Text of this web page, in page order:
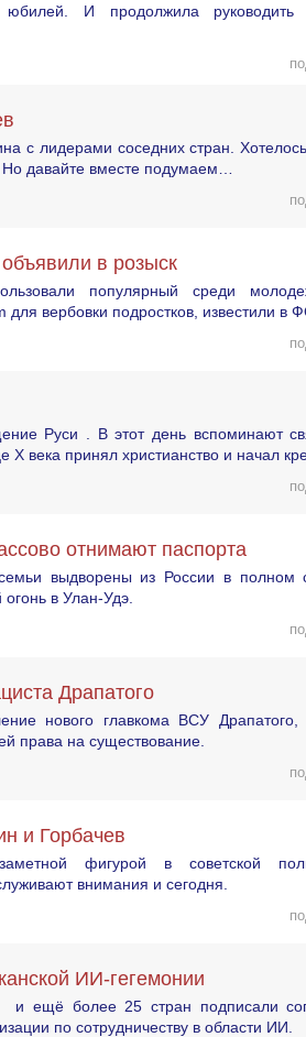
И продолжила руководить
с лидерами соседних стран.
давайте вместе подумаем…
в розыск
популярный среди
для вербовки подростков, известили в
Руси . В этот день вспоминают
века принял христианство и начал
отнимают паспорта
выдворены из России в полном
в Улан-Удэ.
Драпатого
нового главкома ВСУ Драпатого,
права на существование.
и Горбачев
фигурой в советской
внимания и сегодня.
ИИ-гегемонии
и ещё более 25 стран подписали
по сотрудничеству в области ИИ.